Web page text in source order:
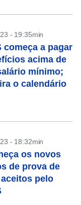
- 19:35min
começa a pagar
acima de
mínimo;
o calendário
- 18:32min
os novos
de prova de
pelo